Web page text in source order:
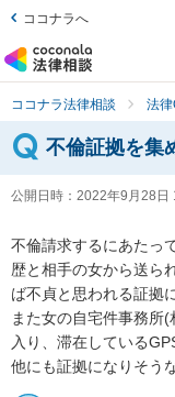
ココナラへ
ココナラ法律相談 法
不倫証拠を集
公開日時： 2022年9月28日
不倫請求するにあたっ
歴と相手の女から送ら
ば不貞と思われる証拠
また女の自宅件事務所
入り、滞在している
他にも証拠になりそう